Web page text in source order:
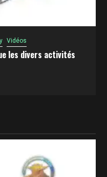
Vidéos
les divers activités